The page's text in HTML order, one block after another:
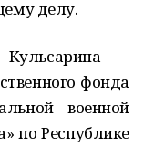
делу.
–
фонда
военной
по Республике